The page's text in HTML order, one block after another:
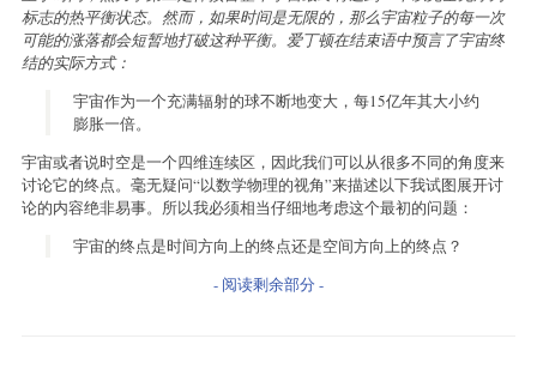
标志的热平衡状态。然而，如果时间是无限的，那么宇宙粒子的每一次
可能的涨落都会短暂地打破这种平衡。爱丁顿在结束语中预言了宇宙终
结的实际方式：
宇宙作为一个充满辐射的球不断地变大，每15亿年其大小约
膨胀一倍。
宇宙或者说时空是一个四维连续区，因此我们可以从很多不同的角度来
讨论它的终点。毫无疑问“以数学物理的视角”来描述以下我试图展开讨
论的内容绝非易事。所以我必须相当仔细地考虑这个最初的问题：
宇宙的终点是时间方向上的终点还是空间方向上的终点？
- 阅读剩余部分 -